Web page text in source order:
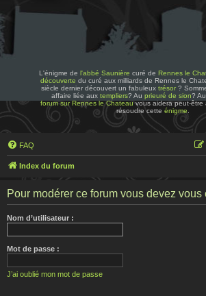
L'énigme de l'abbé Saunière curé de Rennes le
découverte du curé aux milliards de Rennes le
siècle dernier découvert un fabuleux trésor?
affaire liée aux templiers? Au prieuré de sion?
forum sur Rennes le Chateauvous aidera peut-être
résoudre cetteénigme
FAQ
Index du forum
Pour modérer ce forum vous devez vous
Nom d’utilisateur :
Mot de passe :
J’ai oublié mon mot de passe